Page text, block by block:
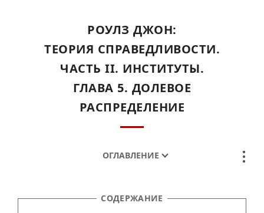
РОУЛЗ ДЖОН:
ТЕОРИЯ СПРАВЕДЛИВОСТИ.
ЧАСТЬ II. ИНСТИТУТЫ.
ГЛАВА 5. ДОЛЕВОЕ
РАСПРЕДЕЛЕНИЕ
ОГЛАВЛЕНИЕ
СОДЕРЖАНИЕ